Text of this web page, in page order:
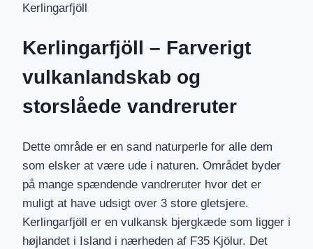
Kerlingarfjöll
Kerlingarfjöll – Farverigt
vulkanlandskab og
storslåede vandreruter
Dette område er en sand naturperle for alle dem
som elsker at være ude i naturen. Området byder
på mange spændende vandreruter hvor det er
muligt at have udsigt over 3 store gletsjere.
Kerlingarfjöll er en vulkansk bjergkæde som ligger i
højlandet i Island i nærheden af F35 Kjölur. Det